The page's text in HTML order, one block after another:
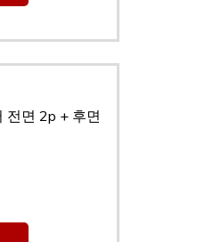
전면 2p + 후면